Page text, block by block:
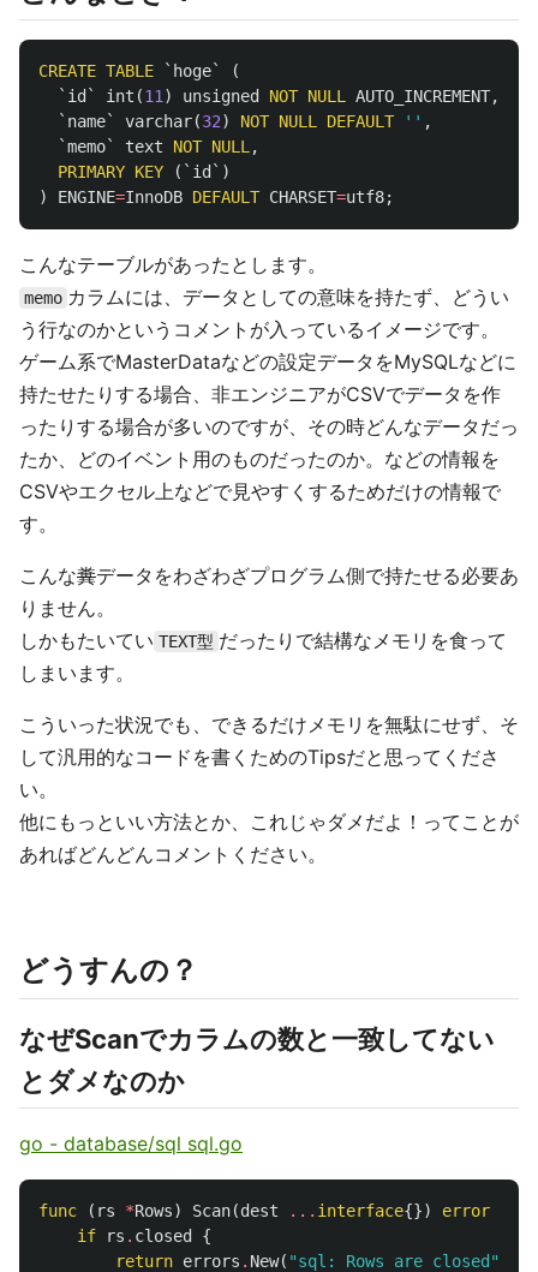
CREATE TABLE `hoge`
(
`id`
int (11 ) unsigned NOT NULL AUTO_INCREMENT,
`name`
varchar(32) NOT NULL DEFAULT '' ,
`memo`
text NOT NULL ,
PRIMARY KEY ( `id` )
)
ENGINE=InnoDB DEFAULT CHARSET=utf8;
こんなテーブルがあったとします。
memo カラムには、データとしての意味を持たず、どうい
う行なのかというコメントが入っているイメージです。
ゲーム系でMasterDataなどの設定データをMySQLなどに
持たせたりする場合、非エンジニアがCSVでデータを作
ったりする場合が多いのですが、その時どんなデータだっ
たか、どのイベント用のものだったのか。などの情報を
CSVやエクセル上などで見やすくするためだけの情報で
す。
こんな糞データをわざわざプログラム側で持たせる必要あ
りません。
しかもたいてい TEXT型 だったりで結構なメモリを食って
しまいます。
こういった状況でも、できるだけメモリを無駄にせず、そ
して汎用的なコードを書くためのTipsだと思ってくださ
い。
他にもっといい方法とか、これじゃダメだよ！ってことが
あればどんどんコメントください。
どうすんの？
なぜScanでカラムの数と一致してない
とダメなのか
go - database/sql sql.go
func ( rs *Rows) Scan(dest ... interface{}) error
if
rs . closed
{
return errors . New( "sql: Rows are closed"